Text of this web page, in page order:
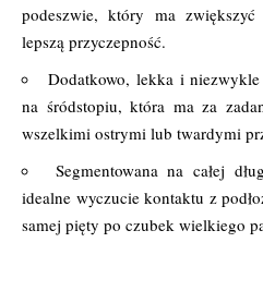
podeszwie, który ma
lepszą przyczepność.
Dodatkowo, lekka i niezwykle
na śródstopiu, która ma za
wszelkimi ostrymi lub twardymi
Segmentowana na całej
idealne wyczucie kontaktu z
samej pięty po czubek wielkiego